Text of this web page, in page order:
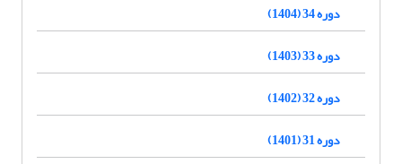
دوره 34 (1404)
دوره 33 (1403)
دوره 32 (1402)
دوره 31 (1401)